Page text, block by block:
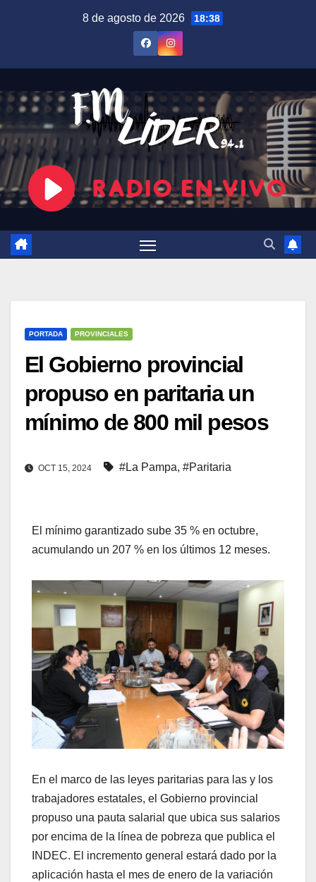
8 de agosto de 2026 18:38
PORTADA PROVINCIALES
El Gobierno provincial
propuso en paritaria un
mínimo de 800 mil pesos
OCT 15, 2024 #La Pampa, #Paritaria
El mínimo garantizado sube 35 % en octubre,
acumulando un 207 % en los últimos 12 meses.
En el marco de las leyes paritarias para las y los
trabajadores estatales, el Gobierno provincial
propuso una pauta salarial que ubica sus salarios
por encima de la línea de pobreza que publica el
INDEC. El incremento general estará dado por la
aplicación hasta el mes de enero de la variación